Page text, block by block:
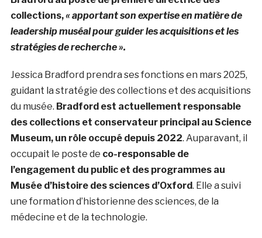
collections,« apportant son expertise en matière de
leadership muséal pour guider les acquisitions et les
stratégies de recherche ».
Jessica Bradford prendra ses fonctions en mars 2025,
guidant la stratégie des collections et des acquisitions
du musée. Bradford est actuellement responsable
des collections et conservateur principal au Science
Museum, un rôle occupé depuis 2022. Auparavant, il
occupait le poste de co-responsable de
l’engagement du public et des programmes au
Musée d’histoire des sciences d’Oxford. Elle a suivi
une formation d’historienne des sciences, de la
médecine et de la technologie.